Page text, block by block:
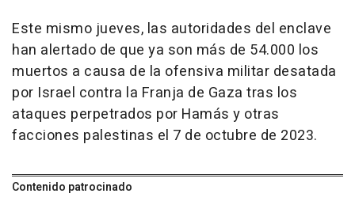
Este mismo jueves, las autoridades del enclave
han alertado de que ya son más de 54.000 los
muertos a causa de la ofensiva militar desatada
por Israel contra la Franja de Gaza tras los
ataques perpetrados por Hamás y otras
facciones palestinas el 7 de octubre de 2023.
Contenido patrocinado